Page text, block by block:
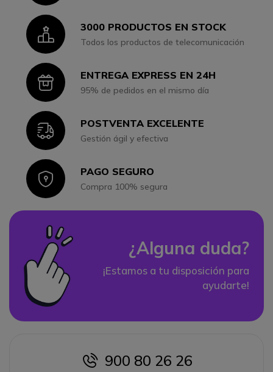
Icon3000 PRODUCTOS EN STOCK
Todos los productos de telecomunicación
IconENTREGA EXPRESS EN 24H
95% de pedidos en el mismo día
IconPOSTVENTA EXCELENTE
Gestión ágil y efectiva
IconPAGO SEGURO
Compra 100% segura
¿Alguna duda?
¡Estamos a tu disposición para
ayudarte!
icon
900 80 26 26